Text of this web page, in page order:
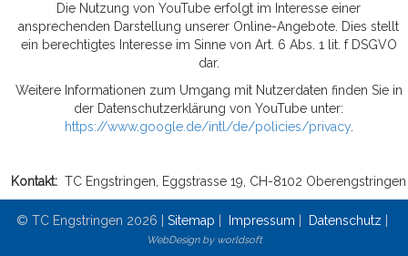
Die Nutzung von YouTube erfolgt im Interesse einer
ansprechenden Darstellung unserer Online-Angebote. Dies stellt
ein berechtigtes Interesse im Sinne von Art. 6 Abs. 1 lit. f DSGVO
dar.
Weitere Informationen zum Umgang mit Nutzerdaten finden Sie in
der Datenschutzerklärung von YouTube unter:
https://www.google.de/intl/de/policies/privacy.
Kontakt: TC Engstringen, Eggstrasse 19, CH-8102 Oberengstringen
© TC Engstringen 2026 | Sitemap Impressum Datenschutz
WebDesign by worldsoft